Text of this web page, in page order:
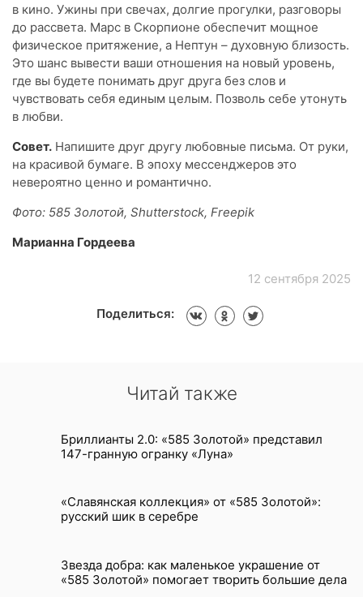
в кино. Ужины при свечах, долгие прогулки, разговоры
до рассвета. Марс в Скорпионе обеспечит мощное
физическое притяжение, а Нептун – духовную близость.
Это шанс вывести ваши отношения на новый уровень,
где вы будете понимать друг друга без слов и
чувствовать себя единым целым. Позволь себе утонуть
в любви.
Совет. Напишите друг другу любовные письма. От руки,
на красивой бумаге. В эпоху мессенджеров это
невероятно ценно и романтично.
Фото: 585 Золотой, Shutterstock, Freepik
Марианна Гордеева
12 сентября 2025
Поделиться:
Читай также
Бриллианты 2.0: «585 Золотой» представил
147-гранную огранку «Луна»
«Славянская коллекция» от «585 Золотой»:
русский шик в серебре
Звезда добра: как маленькое украшение от
«585 Золотой» помогает творить большие дела